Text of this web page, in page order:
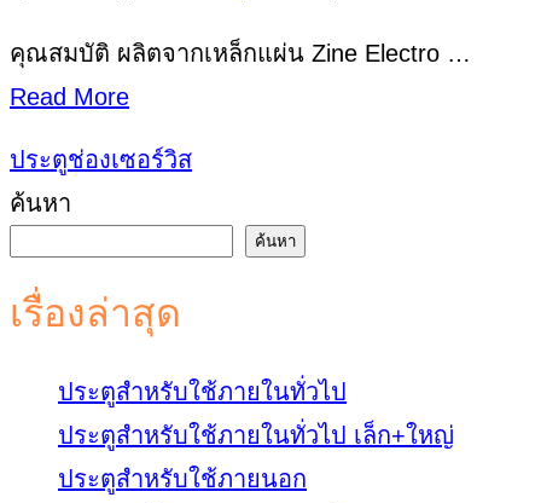
คุณสมบัติ ผลิตจากเหล็กแผ่น Zine Electro …
Read More
ประตูช่องเซอร์วิส
ค้นหา
ค้นหา
เรื่องล่าสุด
ประตูสำหรับใช้ภายในทั่วไป
ประตูสำหรับใช้ภายในทั่วไป เล็ก+ใหญ่
ประตูสำหรับใช้ภายนอก